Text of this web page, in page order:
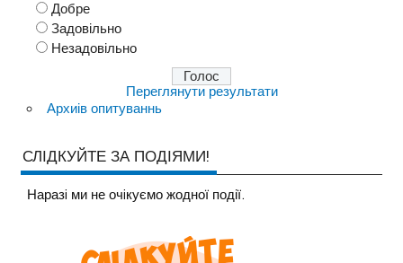
Добре
Задовільно
Незадовільно
Переглянути результати
Архиів опитуваннь
СЛІДКУЙТЕ ЗА ПОДІЯМИ!
Наразi ми не очiкуємо жодної події.